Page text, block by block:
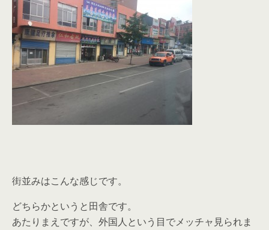
街並みはこんな感じです。
どちらかというと田舎です。
あたりまえですが、外国人という目でメッチャ見られま